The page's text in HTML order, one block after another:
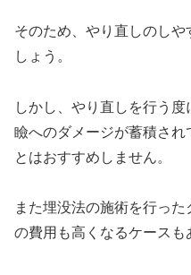
そのため、やり直しのし
しょう。
しかし、やり直しを行う
瞼へのダメージが蓄積され
とはおすすめしません。
また埋没法の施術を行っ
の費用も高くなるケースも